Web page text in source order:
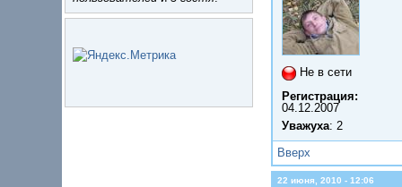
Не в сети
Регистрация:
04.12.2007
Уважуха: 2
Вверх
22 июня, 2010 - 12:06